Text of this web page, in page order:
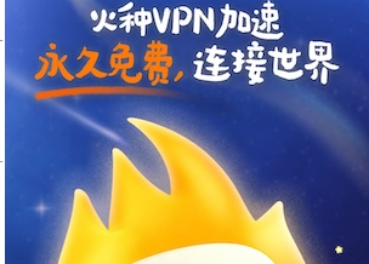
支持[0] 反对
支持
反对 [0]